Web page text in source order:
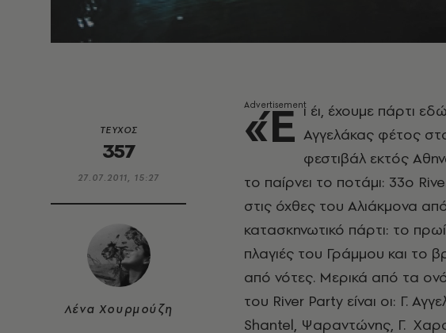
ΤΕΥΧΟΣ
357
27.07.2011, 15:27
Λένα Χουρμούζη
«Έ ι έι, έχουμε πάρτι
Αγγελάκας φέτος
φεστιβάλ εκτός
το παίρνει το ποτάμι: 33o
στις όχθες του Αλιάκμονα
κατασκηνωτικό πάρτι: το
πλαγιές του Γράμμου και το
από νότες. Μερικά από τα
του River Party είναι οι: Γ.
Shantel, Ψαραντώνης, Γ.